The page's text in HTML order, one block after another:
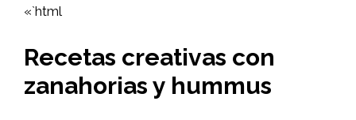
«`html
Recetas creativas con
zanahorias y hummus